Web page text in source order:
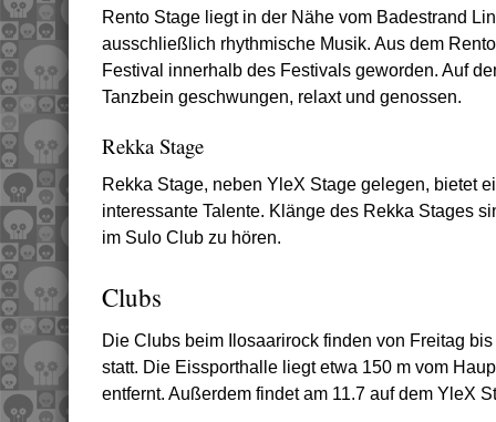
Rento Stage liegt in der Nähe vom Badestrand
ausschließlich rhythmische Musik. Aus dem
Festival innerhalb des Festivals geworden. Auf
Tanzbein geschwungen, relaxt und genossen.
Rekka Stage
Rekka Stage, neben YleX Stage gelegen, bietet
interessante Talente. Klänge des Rekka Stages
im Sulo Club zu hören.
Clubs
Die Clubs beim Ilosaarirock finden von Freitag
statt. Die Eissporthalle liegt etwa 150 m vom
entfernt. Außerdem findet am 11.7 auf dem YleX